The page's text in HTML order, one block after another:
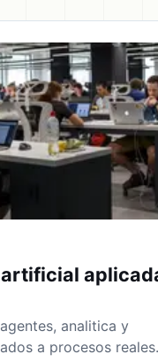
analitica y
a procesos reales.